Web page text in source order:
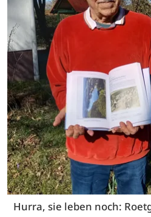
Hurra, sie leben noch: